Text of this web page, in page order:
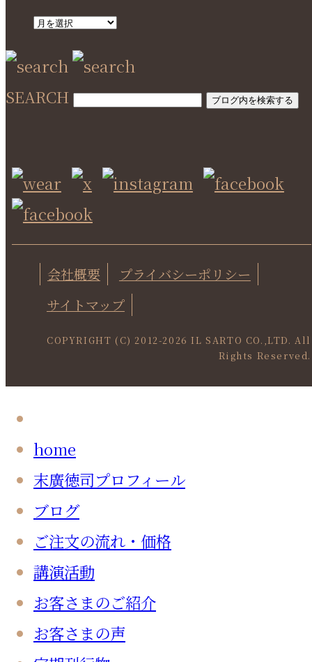
SEARCH
会社概要
プライバシーポリシー
サイトマップ
COPYRIGHT (C) 2012-2026 IL SARTO CO.,LTD. All
Rights Reserved.
home
末廣徳司プロフィール
ブログ
ご注文の流れ・価格
講演活動
お客さまのご紹介
お客さまの声